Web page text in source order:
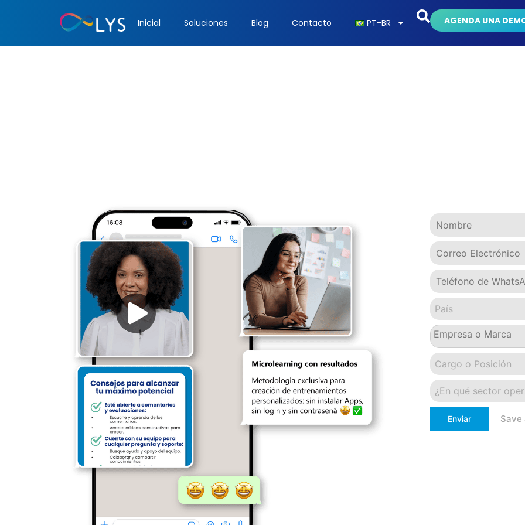
Inicial Soluciones Blog Contacto PT-BR AGENDA UNA
País
Cargo o Posición
¿En qué sector
Enviar Save